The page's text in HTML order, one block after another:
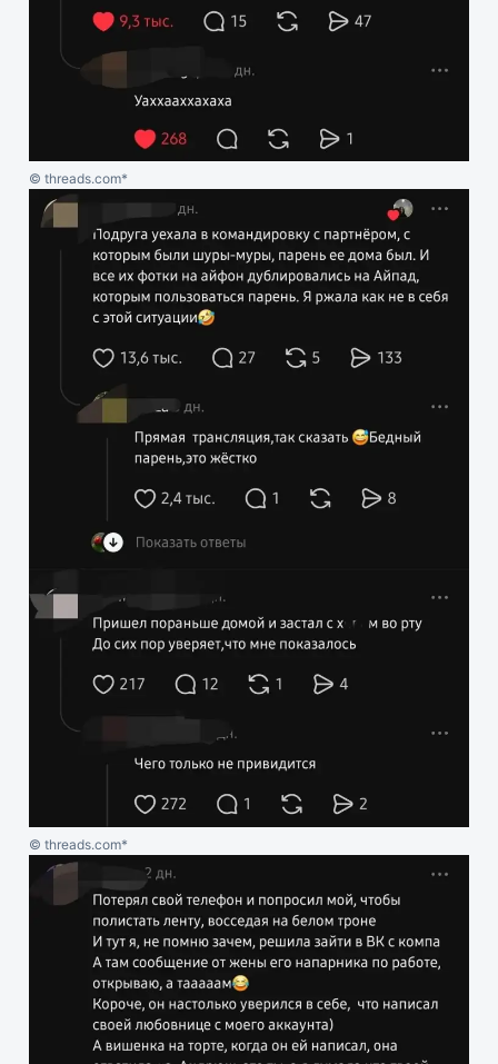
© threads.com*
© threads.com*